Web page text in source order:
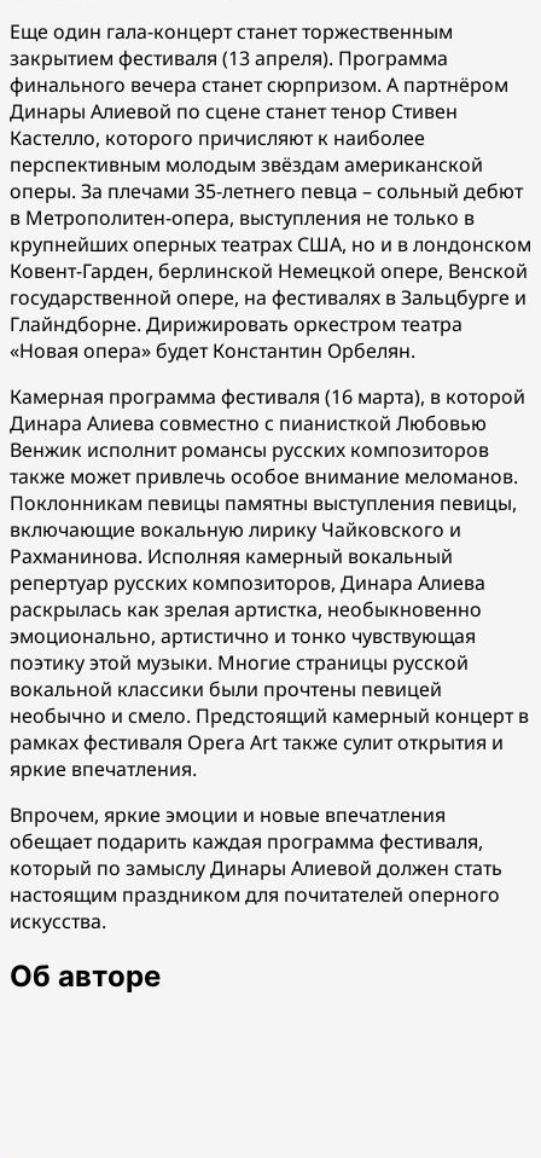
Еще один гала-концерт станет торжественным
закрытием фестиваля (13 апреля). Программа
финального вечера станет сюрпризом. А партнёром
Динары Алиевой по сцене станет тенор Стивен
Кастелло, которого причисляют к наиболее
перспективным молодым звёздам американской
оперы. За плечами 35-летнего певца – сольный дебют
в Метрополитен-опера, выступления не только в
крупнейших оперных театрах США, но и в лондонском
Ковент-Гарден, берлинской Немецкой опере, Венской
государственной опере, на фестивалях в Зальцбурге и
Глайндборне. Дирижировать оркестром театра
«Новая опера» будет Константин Орбелян.
Камерная программа фестиваля (16 марта), в которой
Динара Алиева совместно с пианисткой Любовью
Венжик исполнит романсы русских композиторов
также может привлечь особое внимание меломанов.
Поклонникам певицы памятны выступления певицы,
включающие вокальную лирику Чайковского и
Рахманинова. Исполняя камерный вокальный
репертуар русских композиторов, Динара Алиева
раскрылась как зрелая артистка, необыкновенно
эмоционально, артистично и тонко чувствующая
поэтику этой музыки. Многие страницы русской
вокальной классики были прочтены певицей
необычно и смело. Предстоящий камерный концерт в
рамках фестиваля Opera Art также сулит открытия и
яркие впечатления.
Впрочем, яркие эмоции и новые впечатления
обещает подарить каждая программа фестиваля,
который по замыслу Динары Алиевой должен стать
настоящим праздником для почитателей оперного
искусства.
Об авторе